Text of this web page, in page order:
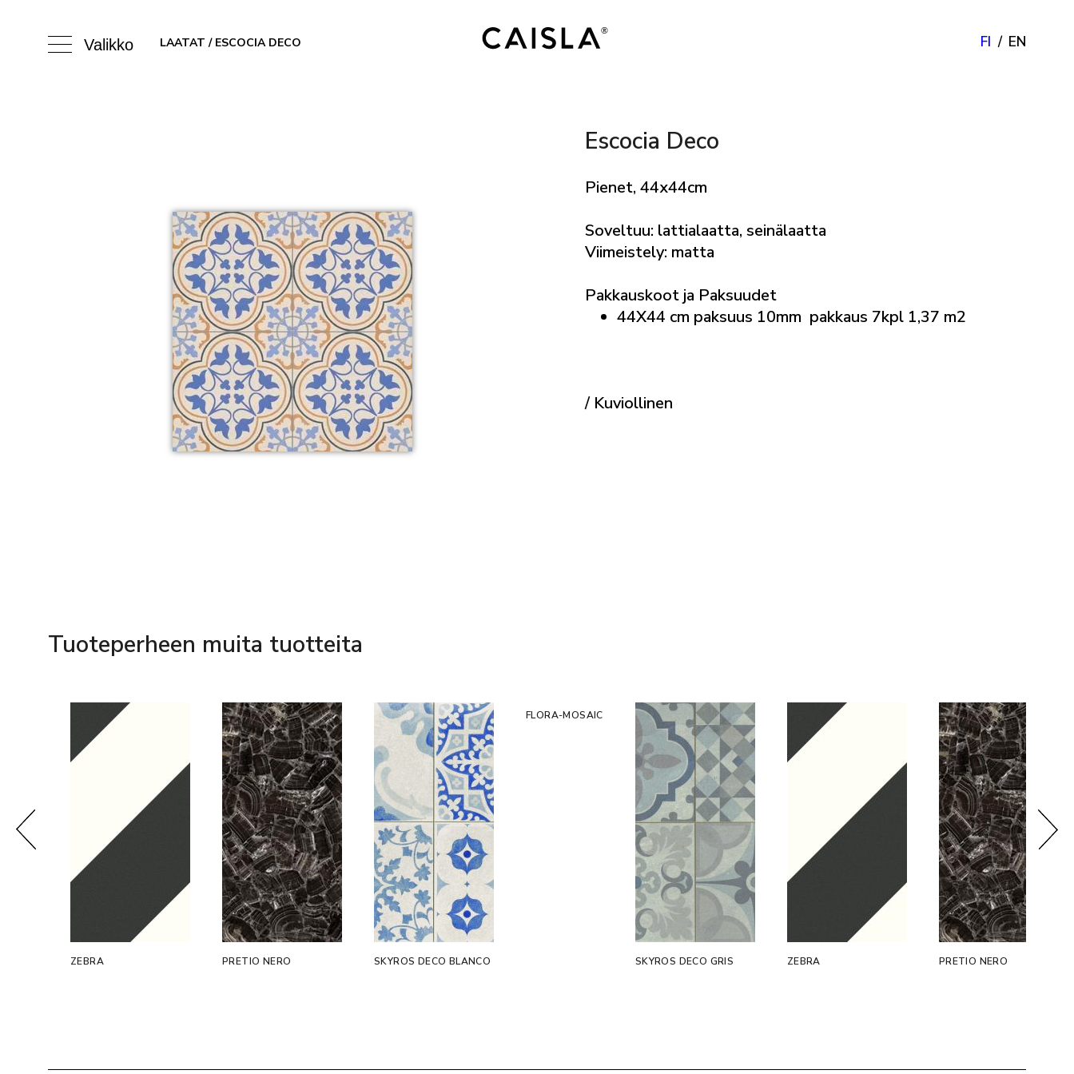
Valikko LAATAT / ESCOCIA DECO FI EN
Escocia Deco
Pienet, 44x44cm
Soveltuu: lattialaatta, seinälaatta
Viimeistely: matta
Pakkauskoot ja Paksuudet
44X44 cm paksuus 10mm pakkaus 7kpl 1,37 m2
/ Kuviollinen
Tuoteperheen muita tuotteita
ZEBRA PRETIO NERO SKYROS DECO BLANCO
FLORA-MOSAIC
SKYROS DECO GRIS ZEBRA PRETIO NERO